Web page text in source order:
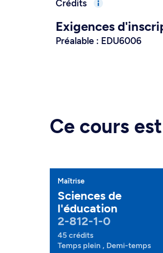
Crédits
Exigences
Préalable : EDU6006
Ce cours
Maîtrise
Sciences de
l'éducation
2-812-1-0
45 crédits
Temps plein , Demi-temps